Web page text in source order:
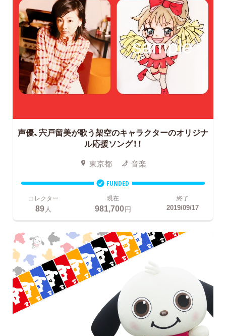
声優、宍戸留美が歌う架空のキャラクターのオリジナ
ル応援ソング！！
東京都 音楽
FUNDED
コレクター
89人
現在
981,700円
終了
2019/09/17